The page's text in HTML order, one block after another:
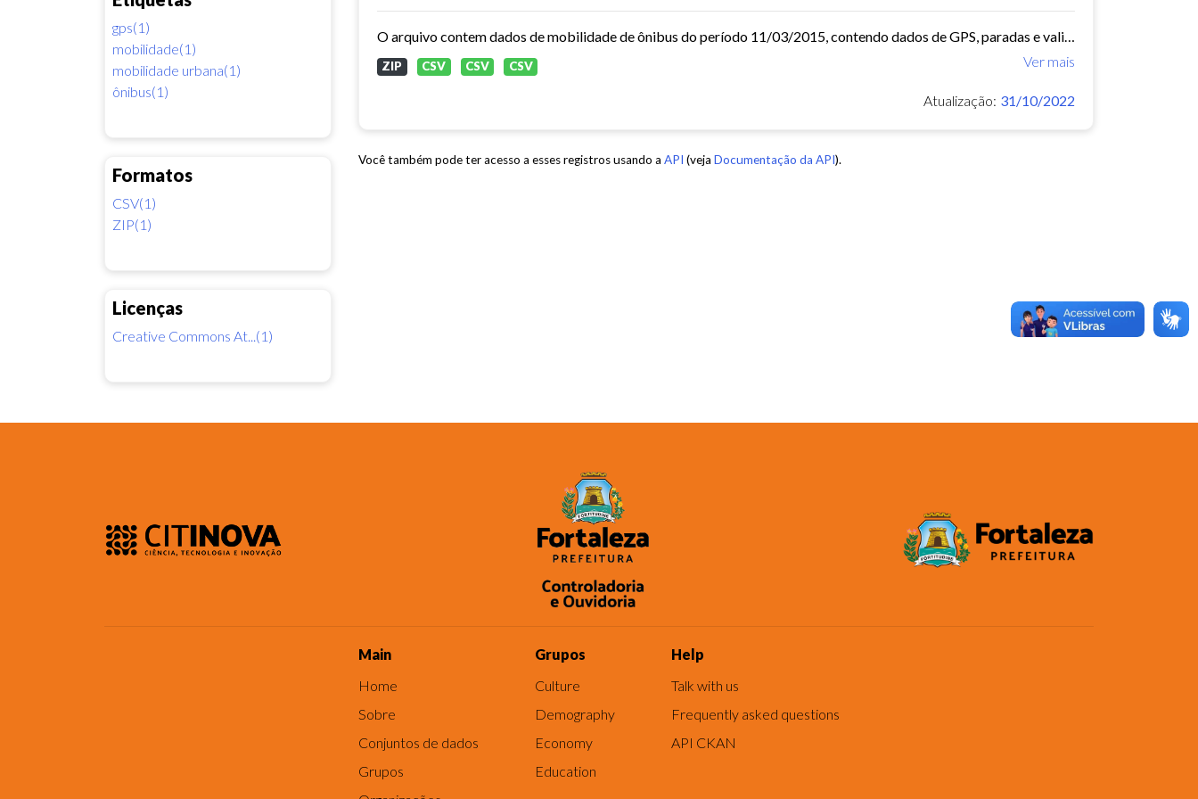
gps(1)
mobilidade(1)
mobilidade urbana(1)
ônibus(1)
Formatos
CSV(1)
ZIP(1)
Licenças
Creative Commons At...(1)
O arquivo contem dados de mobilidade de ônibus do período 11/03/2015, contendo dados de GPS, paradas e validação.
Ver mais
ZIP CSV CSV CSV
Atualização: 31/10/2022
Você também pode ter acesso a esses registros usando a API (veja Documentação da API).
Main
Home
Sobre
Conjuntos de dados
Grupos
Grupos
Culture
Demography
Economy
Education
Help
Talk with us
Frequently asked questions
API CKAN